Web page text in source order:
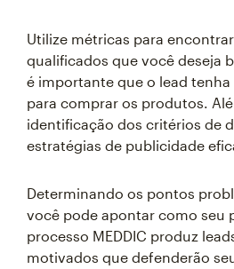
Utilize métricas para
qualificados que você deseja
é importante que o lead
para comprar os produtos.
identificação dos critérios de
estratégias de publicidade
Determinando os pontos
você pode apontar como seu
processo MEDDIC produz
motivados que defenderão